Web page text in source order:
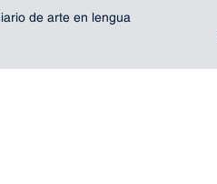
de arte en lengua